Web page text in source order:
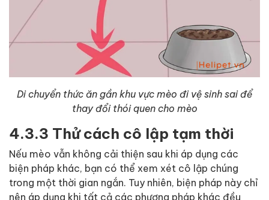
Di chuyển thức ăn gần khu vực mèo đi vệ sinh sai để
thay đổi thói quen cho mèo
4.3.3 Thử cách cô lập tạm thời
Nếu mèo vẫn không cải thiện sau khi áp dụng các
biện pháp khác, bạn có thể xem xét cô lập chúng
trong một thời gian ngắn. Tuy nhiên, biện pháp này chỉ
nên áp dụng khi tất cả các phương pháp khác đều